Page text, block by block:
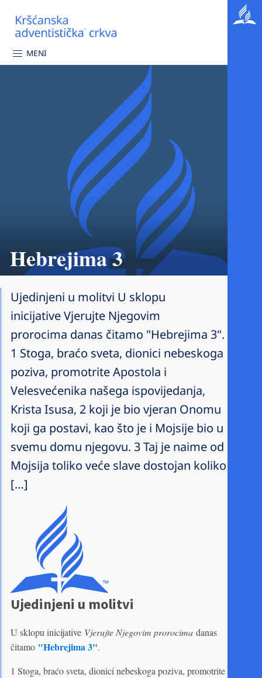
MENI
Hebrejima 3
Ujedinjeni u molitvi U sklopu
inicijative Vjerujte Njegovim
prorocima danas čitamo "Hebrejima 3".
1 Stoga, braćo sveta, dionici nebeskoga
poziva, promotrite Apostola i
Velesvećenika našega ispovijedanja,
Krista Isusa, 2 koji je bio vjeran Onomu
koji ga postavi, kao što je i Mojsije bio u
svemu domu njegovu. 3 Taj je naime od
Mojsija toliko veće slave dostojan koliko
[…]
Ujedinjeni u molitvi
U sklopu inicijative Vjerujte Njegovim prorocima danas
čitamo "Hebrejima 3".
1 Stoga, braćo sveta, dionici nebeskoga poziva, promotrite